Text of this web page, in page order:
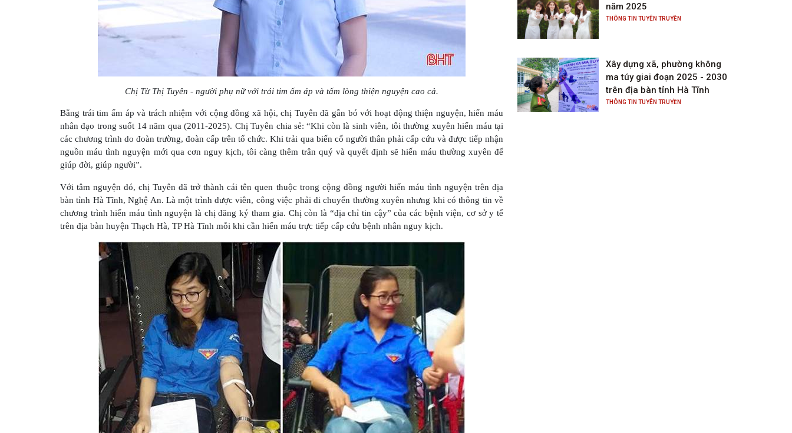
Chị Từ Thị Tuyên - người phụ nữ với trái tim ấm áp và tấm lòng thiện nguyện cao cả.
Bằng trái tim ấm áp và trách nhiệm với cộng đồng xã hội, chị Tuyên đã gắn bó với hoạt động thiện nguyện, hiến máu
nhân đạo trong suốt 14 năm qua (2011-2025). Chị Tuyên chia sẻ: “Khi còn là sinh viên, tôi thường xuyên hiến máu tại
các chương trình do đoàn trường, đoàn cấp trên tổ chức. Khi trải qua biến cố người thân phải cấp cứu và được tiếp nhận
nguồn máu tình nguyện mới qua cơn nguy kịch, tôi càng thêm trân quý và quyết định sẽ hiến máu thường xuyên để
giúp đời, giúp người”.
Với tâm nguyện đó, chị Tuyên đã trở thành cái tên quen thuộc trong cộng đồng người hiến máu tình nguyện trên địa
bàn tỉnh Hà Tĩnh, Nghệ An. Là một trình dược viên, công việc phải di chuyển thường xuyên nhưng khi có thông tin về
chương trình hiến máu tình nguyện là chị đăng ký tham gia. Chị còn là “địa chỉ tin cậy” của các bệnh viện, cơ sở y tế
trên địa bàn huyện Thạch Hà, TP Hà Tĩnh mỗi khi cần hiến máu trực tiếp cấp cứu bệnh nhân nguy kịch.
năm 2025
THÔNG TIN TUYÊN TRUYỀN
Xây dựng xã, phường không
ma túy giai đoạn 2025 - 2030
trên địa bàn tỉnh Hà Tĩnh
THÔNG TIN TUYÊN TRUYỀN